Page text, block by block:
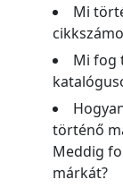
Mi
Mi fog
történő
Meddig
márkát?